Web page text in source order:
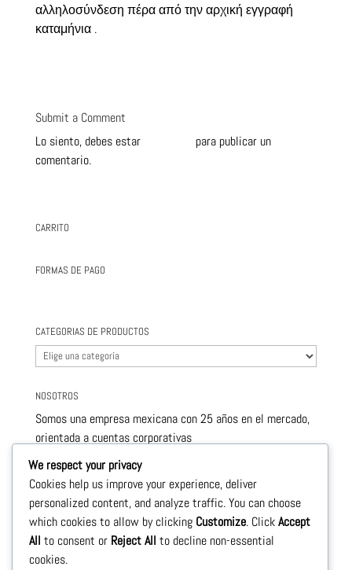
αλληλοσύνδεση πέρα ​​από την αρχική εγγραφή
καταμήνια .
Submit a Comment
Lo siento, debes estar
para publicar un
comentario.
CARRITO
FORMAS DE PAGO
CATEGORIAS DE PRODUCTOS
NOSOTROS
Somos una empresa mexicana con 25 años en el mercado,
orientada a cuentas corporativas
este nivel de servicio nos permite ofrecerle , productos de
calidad y con precios sumamente competitivos.
Le llevamos a la puerta de su negocio todos los
productos necesarios para su crecimiento
We respect your privacy
Cookies help us improve your experience, deliver
personalized content, and analyze traffic. You can choose
which cookies to allow by clicking Customize. ClickAccept
All to consent or Reject All to decline non-essential
cookies.